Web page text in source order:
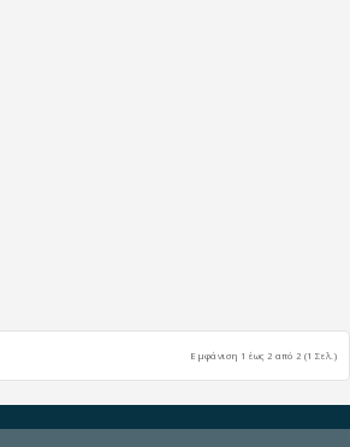
Εμφάνιση 1 έως 2 από 2 (1 Σελ.)